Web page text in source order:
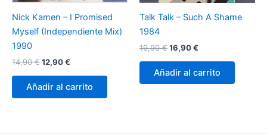
Nick Kamen – I Promised
Myself (Independiente Mix)
1990
14,90€El
original
era:
12,90€
actual
es:
Añadir al carrito
Talk Talk – Such A Shame
1984
19,90€El
original
era:
16,90€
actual
es:
Añadir al carrito